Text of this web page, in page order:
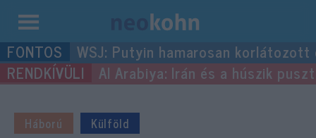
Kilépés
a
tartalomba
WSJ: Putyin hamarosan
Al Arabiya: Irán és a húszik
Háború Külföld